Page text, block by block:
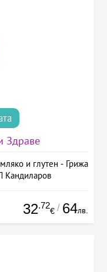
Здраве
и глутен - Грижа
Кандиларов
32.72
€ / 64лв.